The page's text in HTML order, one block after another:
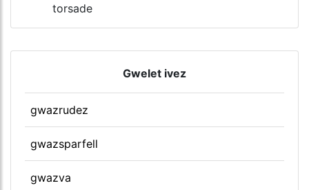
torsade
Gwelet ivez
gwazrudez
gwazsparfell
gwazva